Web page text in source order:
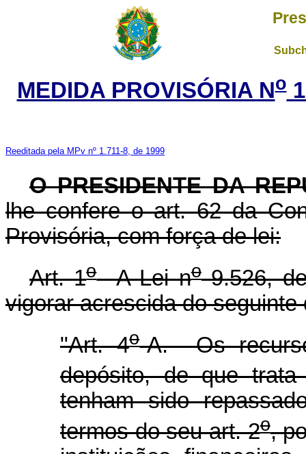
MEDIDA PROVISÓRIA No
Reeditada pela MPv nº 1.711-8, de 1999
O PRESIDENTE DA
lhe confere o art. 62 da
Provisória, com força de lei:
Art. 1oA Lei no9.526,
vigorar acrescida do seguinte
"Art. 4o-A. Os
depósito, de que
tenham sido
termos do seu art. 2o,